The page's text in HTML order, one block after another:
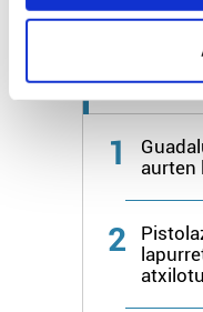
Identify your
specific
Find out more about
and set your
teknologia erabiliz,
pertsonalizatuak
Azken 7
1
aurten
2